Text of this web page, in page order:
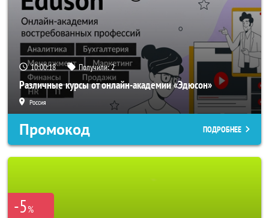
10:00:18 Получили:2
Различные курсы от онлайн-академии «Эдюсон»
Россия
Промокод ПОДРОБНЕЕ
-5%